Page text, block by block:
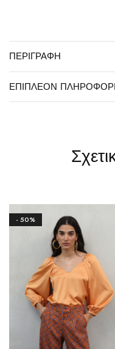
ΠΕΡΙΓΡΑΦΉ
ΕΠΙΠΛΈΟΝ
- 50%